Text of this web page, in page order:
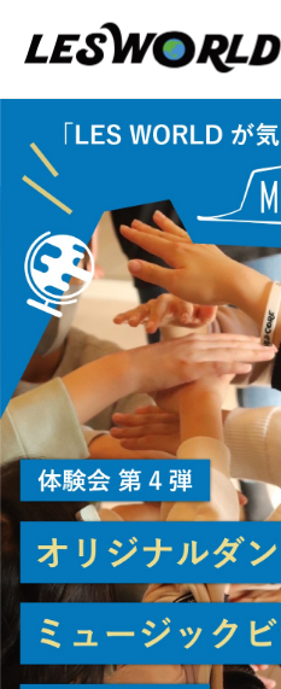
N
O
法
人
L
E
W
O
L
D
mini-
4
2022
3
月
31
日
by
lesworld
P
O
L
E
W
O
R
D